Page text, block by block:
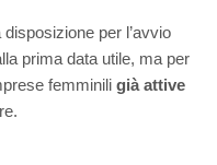
per l’avvio
prima data utile, ma per
femminili già attive